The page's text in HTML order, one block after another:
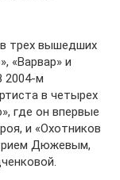
трех вышедших
«Варвар» и
2004-м
в четырех
где он впервые
и «Охотников
Дюжевым,